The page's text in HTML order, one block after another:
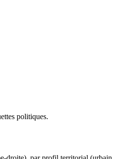
politiques.